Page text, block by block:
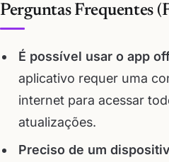
Perguntas Frequentes
É possível usar o app
aplicativo requer uma
internet para acessar
atualizações.
Preciso de um